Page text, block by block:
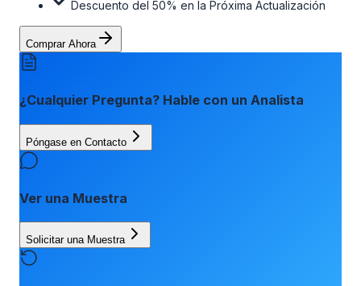
Descuento del 50% en la Próxima Actualización
Comprar Ahora
¿Cualquier Pregunta? Hable con un Analista
Póngase en Contacto
Ver una Muestra
Solicitar una Muestra